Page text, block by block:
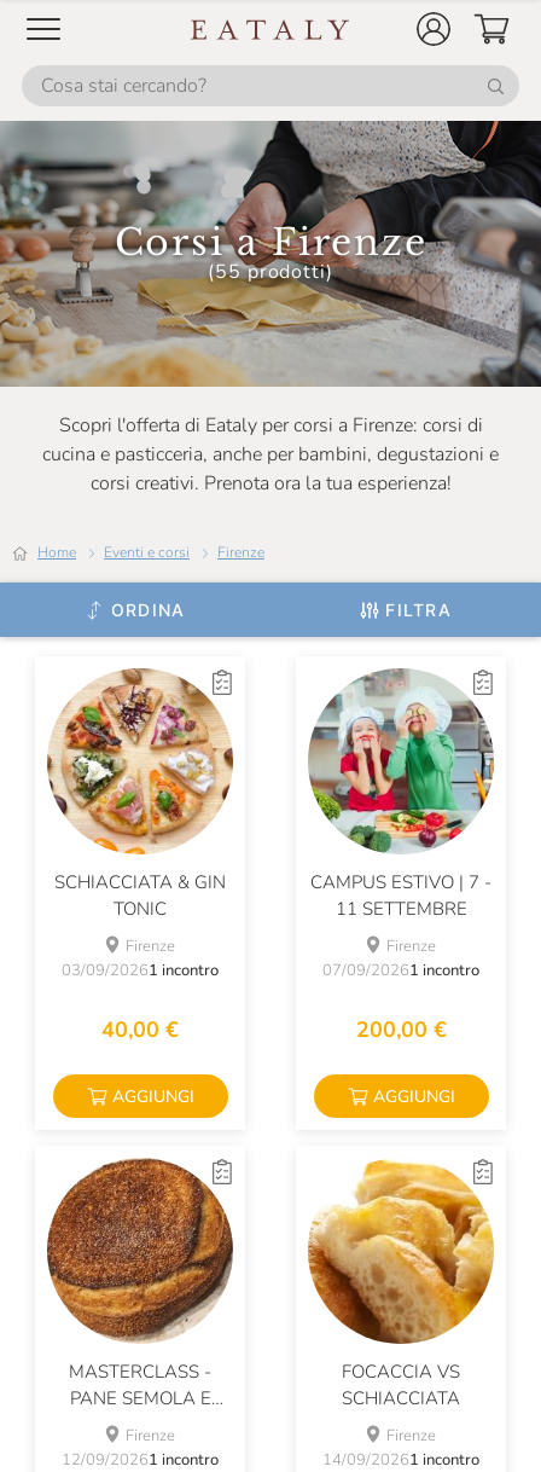
Corsi a Firenze
(55 prodotti)
Scopri l'offerta di Eataly per corsi a Firenze: corsi di
cucina e pasticceria, anche per bambini, degustazioni e
corsi creativi. Prenota ora la tua esperienza!
Home Eventi e corsi Firenze
ORDINA FILTRA
SCHIACCIATA & GIN
TONIC
Firenze
03/09/20261 incontro
40,00 €
AGGIUNGI
CAMPUS ESTIVO | 7 -
11 SETTEMBRE
Firenze
07/09/20261 incontro
200,00 €
AGGIUNGI
MASTERCLASS -
PANE SEMOLA E
SESAMO
Firenze
12/09/20261 incontro
FOCACCIA VS
SCHIACCIATA
Firenze
14/09/20261 incontro